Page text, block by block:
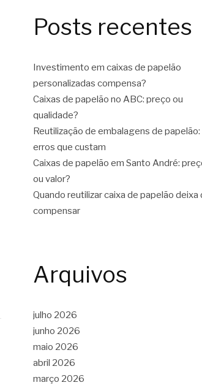
Posts recentes
Investimento em caixas de papelão
personalizadas compensa?
Caixas de papelão no ABC: preço ou
qualidade?
Reutilização de embalagens de papelão:
erros que custam
Caixas de papelão em Santo André:
ou valor?
Quando reutilizar caixa de papelão deixa
compensar
Arquivos
julho 2026
junho 2026
maio 2026
abril 2026
março 2026